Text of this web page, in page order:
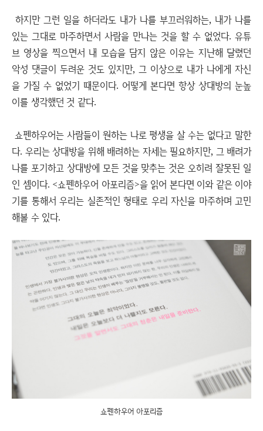
하지만 그런 일을 하더라도 내가 나를 부끄러워하는, 내가 나를
있는 그대로 마주하면서 사람을 만나는 것을 할 수 없었다. 유튜
브 영상을 찍으면서 내 모습을 담지 않은 이유는 지난해 달렸던
악성 댓글이 두려운 것도 있지만, 그 이상으로 내가 나에게 자신
을 가질 수 없었기 때문이다. 어떻게 본다면 항상 상대방의 눈높
이를 생각했던 것 같다.
쇼펜하우어는 사람들이 원하는 나로 평생을 살 수는 없다고 말한
다. 우리는 상대방을 위해 배려하는 자세는 필요하지만, 그 배려가
나를 포기하고 상대방에 모든 것을 맞추는 것은 오히려 잘못된 일
인 셈이다. <쇼펜하우어 아포리즘>을 읽어 본다면 이와 같은 이야
기를 통해서 우리는 실존적인 형태로 우리 자신을 마주하며 고민
해볼 수 있다.
쇼펜하우어 아포리즘